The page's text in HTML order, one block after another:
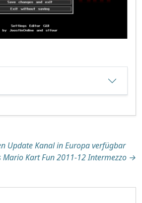
Update Kanal in Europa verfügbar
Mario Kart Fun 2011-12 Intermezzo →